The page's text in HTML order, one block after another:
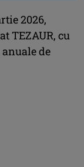
2026,
TEZAUR, cu
de